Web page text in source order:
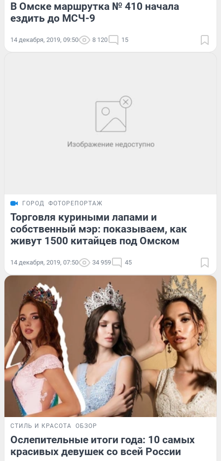
В Омске маршрутка № 410 начала
ездить до МСЧ-9
14 декабря, 2019, 09:50 8 120 15
ГОРОД ФОТОРЕПОРТАЖ
Торговля куриными лапами и
собственный мэр: показываем, как
живут 1500 китайцев под Омском
14 декабря, 2019, 07:50 34 959 45
СТИЛЬ И КРАСОТА ОБЗОР
Ослепительные итоги года: 10 самых
красивых девушек со всей России